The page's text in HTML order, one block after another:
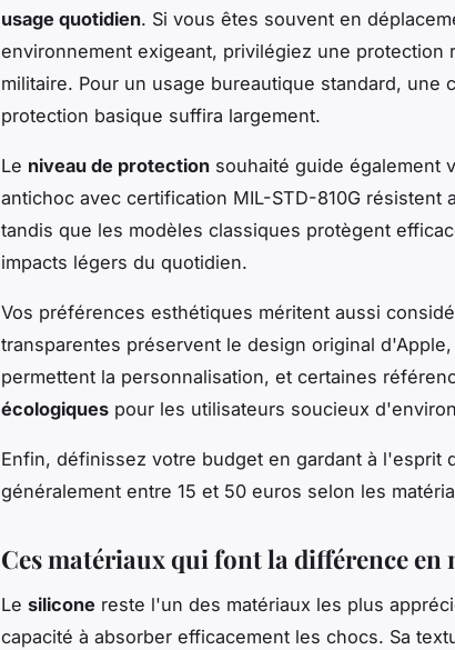
usage quotidien. Si vous êtes souvent en
environnement exigeant, privilégiez une protection
militaire. Pour un usage bureautique standard, une
protection basique suffira largement.
Le niveau de protection souhaité guide également
antichoc avec certification MIL-STD-810G résistent
tandis que les modèles classiques protègent
impacts légers du quotidien.
Vos préférences esthétiques méritent aussi
transparentes préservent le design original
permettent la personnalisation, et certaines
écologiques pour les utilisateurs soucieux
Enfin, définissez votre budget en gardant à l'esprit
généralement entre 15 et 50 euros selon les
Ces matériaux qui font la différence
Le silicone reste l'un des matériaux les plus
capacité à absorber efficacement les chocs. Sa